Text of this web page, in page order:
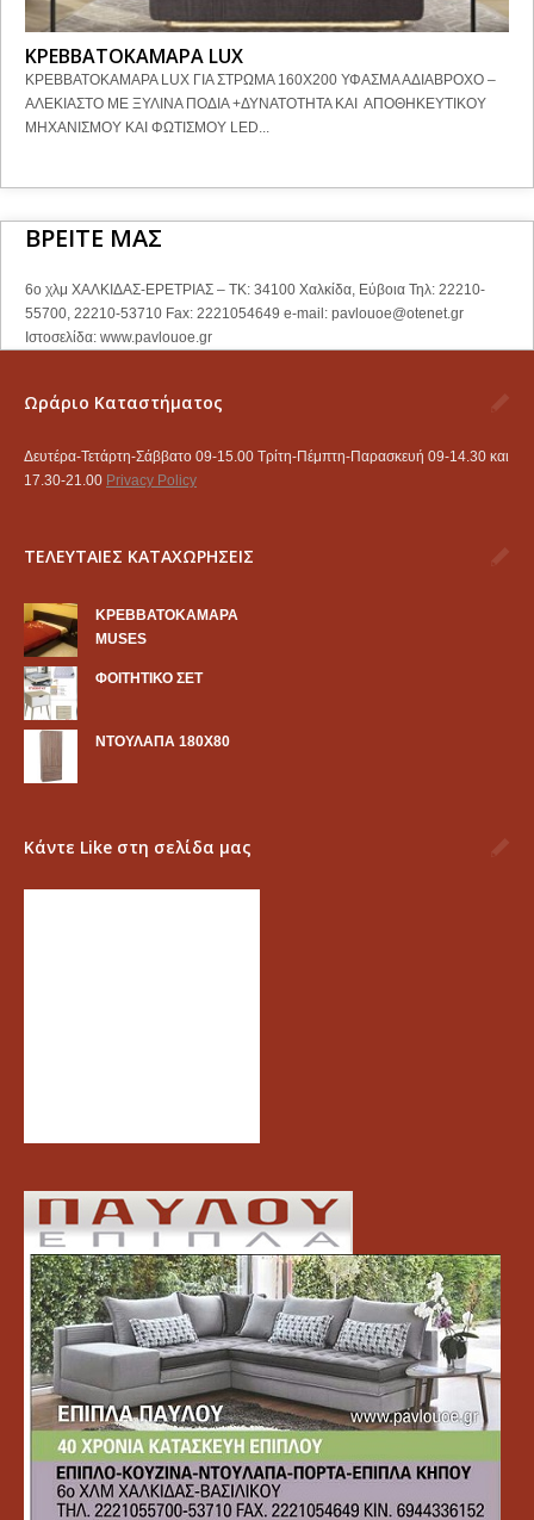
ΚΡΕΒΒΑΤΟΚΑΜΑΡΑ LUX
ΚΡΕΒΒΑΤΟΚΑΜΑΡΑ LUX ΓΙΑ ΣΤΡΩΜΑ 160Χ200 ΥΦΑΣΜΑ ΑΔΙΑΒΡΟΧΟ –
ΑΛΕΚΙΑΣΤΟ ΜΕ ΞΥΛΙΝΑ ΠΟΔΙΑ +ΔΥΝΑΤΟΤΗΤΑ ΚΑΙ ΑΠΟΘΗΚΕΥΤΙΚΟΥ
ΜΗΧΑΝΙΣΜΟΥ ΚΑΙ ΦΩΤΙΣΜΟΥ LED...
ΒΡΕΙΤΕ ΜΑΣ
6ο χλμ ΧΑΛΚΙΔΑΣ-ΕΡΕΤΡΙΑΣ – ΤΚ: 34100 Χαλκίδα, Εύβοια Τηλ: 22210-
55700, 22210-53710 Fax: 2221054649 e-mail: pavlouoe@otenet.gr
Ιστοσελίδα: www.pavlouoe.gr
Ωράριο Καταστήματος
Δευτέρα-Τετάρτη-Σάββατο 09-15.00 Τρίτη-Πέμπτη-Παρασκευή 09-14.30 και
17.30-21.00 Privacy Policy
ΤΕΛΕΥΤΑΙΕΣ ΚΑΤΑΧΩΡΗΣΕΙΣ
KΡΕΒΒΑΤΟΚΑΜΑΡΑ
MUSES
ΦΟΙΤΗΤΙΚΟ ΣΕΤ
ΝΤΟΥΛΑΠΑ 180Χ80
Κάντε Like στη σελίδα μας